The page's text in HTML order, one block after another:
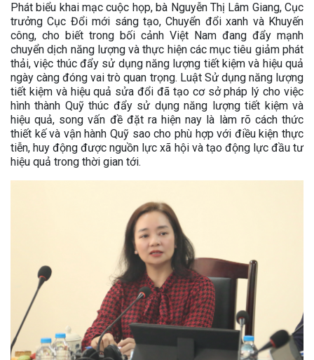
Phát biểu khai mạc cuộc họp, bà Nguyễn Thị Lâm Giang, Cục
trưởng Cục Đổi mới sáng tạo, Chuyển đổi xanh và Khuyến
công, cho biết trong bối cảnh Việt Nam đang đẩy mạnh
chuyển dịch năng lượng và thực hiện các mục tiêu giảm phát
thải, việc thúc đẩy sử dụng năng lượng tiết kiệm và hiệu quả
ngày càng đóng vai trò quan trọng. Luật Sử dụng năng lượng
tiết kiệm và hiệu quả sửa đổi đã tạo cơ sở pháp lý cho việc
hình thành Quỹ thúc đẩy sử dụng năng lượng tiết kiệm và
hiệu quả, song vấn đề đặt ra hiện nay là làm rõ cách thức
thiết kế và vận hành Quỹ sao cho phù hợp với điều kiện thực
tiễn, huy động được nguồn lực xã hội và tạo động lực đầu tư
hiệu quả trong thời gian tới.